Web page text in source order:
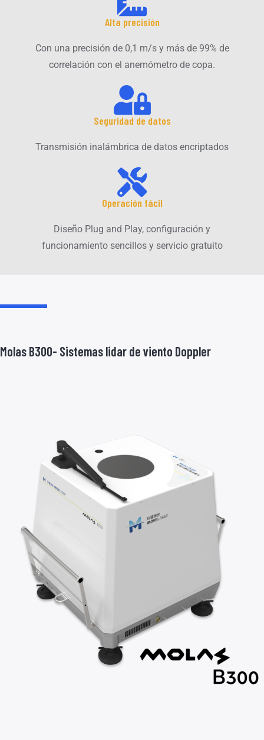
Alta precisión
Con una precisión de 0,1 m/s y más de 99% de
correlación con el anemómetro de copa.
Seguridad de datos
Transmisión inalámbrica de datos encriptados
Operación fácil
Diseño Plug and Play, configuración y
funcionamiento sencillos y servicio gratuito
Molas B300- Sistemas lidar de viento Doppler